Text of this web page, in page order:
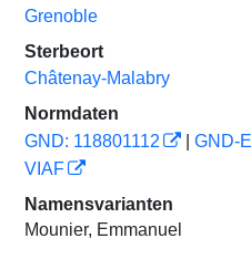
Grenoble
Sterbeort
Châtenay-Malabry
Normdaten
GND: 118801112
GND-
VIAF
Namensvarianten
Mounier, Emmanuel